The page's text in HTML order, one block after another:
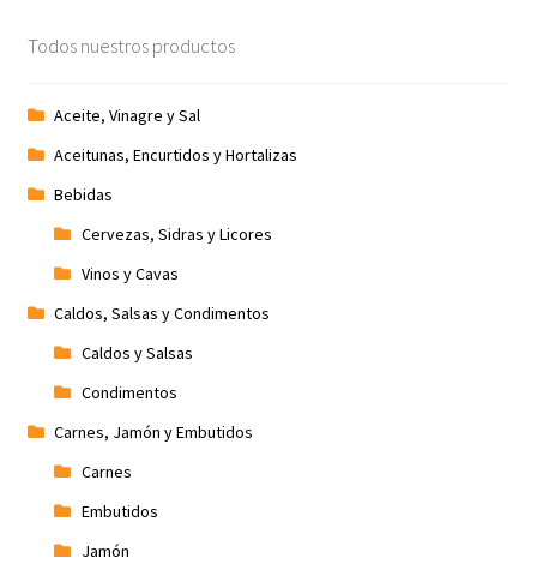
Todos nuestros productos
Aceite, Vinagre y Sal
Aceitunas, Encurtidos y Hortalizas
Bebidas
Cervezas, Sidras y Licores
Vinos y Cavas
Caldos, Salsas y Condimentos
Caldos y Salsas
Condimentos
Carnes, Jamón y Embutidos
Carnes
Embutidos
Jamón